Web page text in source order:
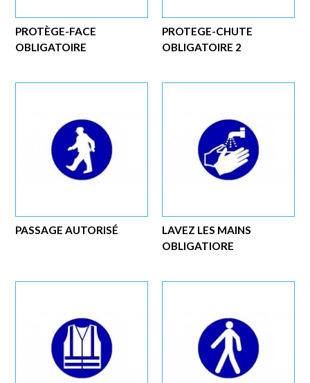
PROTEGE-CHUTE
OBLIGATOIRE 2
PROTÈGE-FACE
OBLIGATOIRE
LAVEZ LES MAINS
OBLIGATIORE
PASSAGE AUTORISÉ